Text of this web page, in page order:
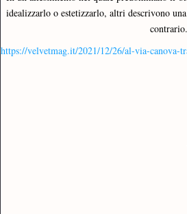
idealizzarlo o estetizzarlo, altri descrivono
https://velvetmag.it/2021/12/26/al-via-canova-